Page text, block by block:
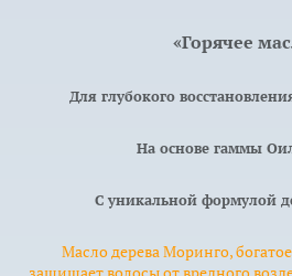
«Горячее
Для глубокого
На основе гаммы
С уникальной формулой
Масло дерева Моринго,